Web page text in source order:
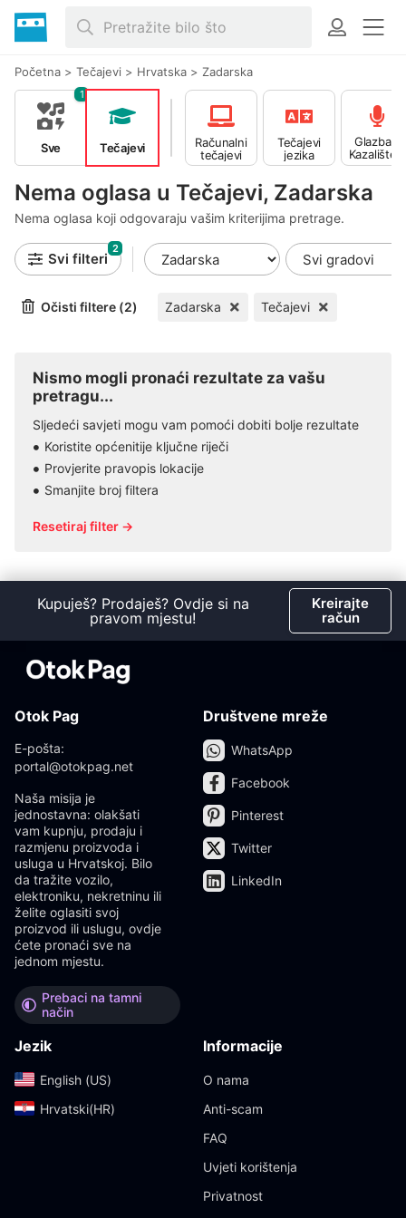
Početna > Tečajevi > Hrvatska > Zadarska
Nema oglasa u Tečajevi, Zadarska
Nema oglasa koji odgovaraju vašim kriterijima pretrage.
Sve
1
Tečajevi
Računalni
tečajevi
Tečajevi
jezika
Glazba -
Kazalište -
Ples
Svi filteri
2
Očisti filtere (2) Zadarska Tečajevi
Nismo mogli pronaći rezultate za vašu
pretragu...
Sljedeći savjeti mogu vam pomoći dobiti bolje rezultate
Koristite općenitije ključne riječi
Provjerite pravopis lokacije
Smanjite broj filtera
Resetiraj filter →
Kupuješ? Prodaješ? Ovdje si na
pravom mjestu!
Kreirajte
račun
Otok Pag
E-pošta:
portal@otokpag.net
Naša misija je
jednostavna: olakšati
vam kupnju, prodaju i
razmjenu proizvoda i
usluga u Hrvatskoj. Bilo
da tražite vozilo,
elektroniku, nekretninu ili
želite oglasiti svoj
proizvod ili uslugu, ovdje
ćete pronaći sve na
jednom mjestu.
Prebaci na tamni
način
Društvene mreže
WhatsApp
Facebook
Pinterest
Twitter
LinkedIn
Jezik
English (US)‎
Hrvatski(HR)‎
Informacije
O nama
Anti-scam
FAQ
Uvjeti korištenja
Privatnost